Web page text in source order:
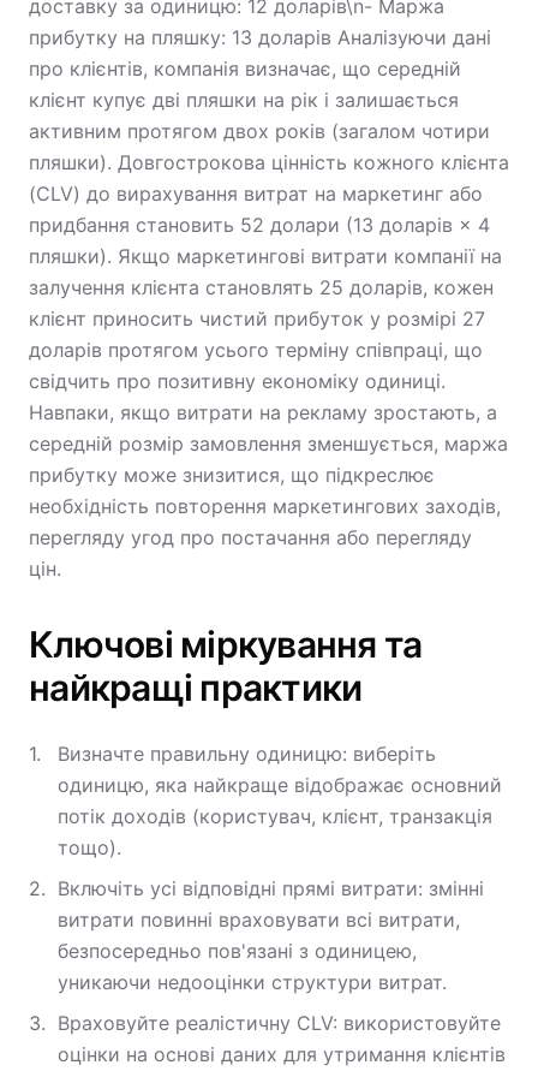
доставку за одиницю: 12 доларів\n- Маржа
прибутку на пляшку: 13 доларів Аналізуючи дані
про клієнтів, компанія визначає, що середній
клієнт купує дві пляшки на рік і залишається
активним протягом двох років (загалом чотири
пляшки). Довгострокова цінність кожного клієнта
(CLV) до вирахування витрат на маркетинг або
придбання становить 52 долари (13 доларів × 4
пляшки). Якщо маркетингові витрати компанії на
залучення клієнта становлять 25 доларів, кожен
клієнт приносить чистий прибуток у розмірі 27
доларів протягом усього терміну співпраці, що
свідчить про позитивну економіку одиниці.
Навпаки, якщо витрати на рекламу зростають, а
середній розмір замовлення зменшується, маржа
прибутку може знизитися, що підкреслює
необхідність повторення маркетингових заходів,
перегляду угод про постачання або перегляду
цін.
Ключові міркування та
найкращі практики
Визначте правильну одиницю: виберіть
одиницю, яка найкраще відображає основний
потік доходів (користувач, клієнт, транзакція
тощо).
Включіть усі відповідні прямі витрати: змінні
витрати повинні враховувати всі витрати,
безпосередньо пов'язані з одиницею,
уникаючи недооцінки структури витрат.
Враховуйте реалістичну CLV: використовуйте
оцінки на основі даних для утримання клієнтів